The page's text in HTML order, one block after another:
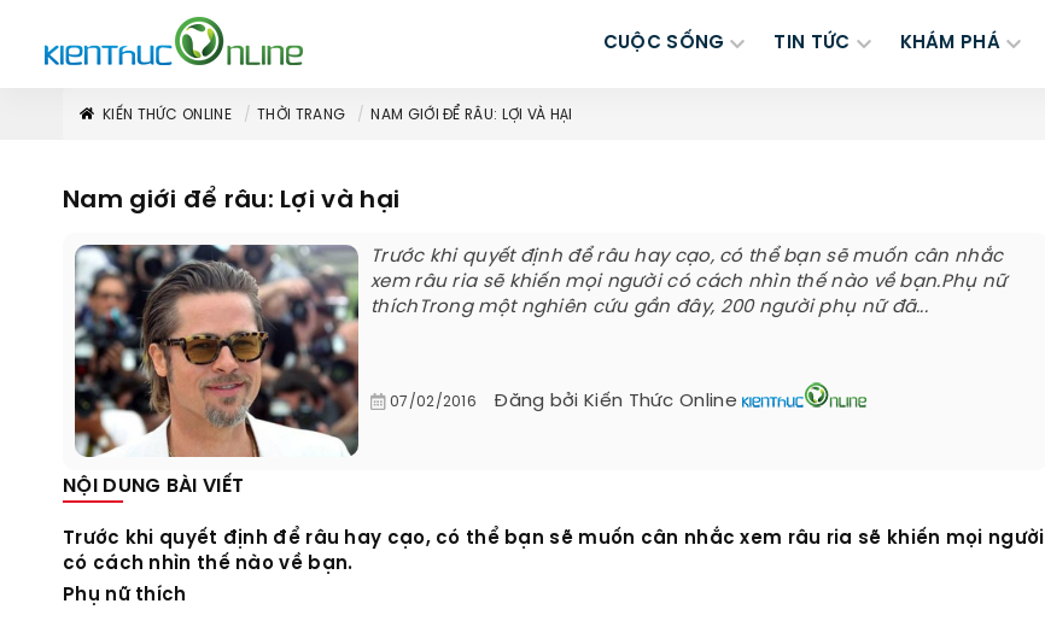
CUỘC SỐNG TIN TỨC KHÁM PHÁ
KIẾN THỨC ONLINE THỜI TRANG NAM GIỚI ĐỂ RÂU: LỢI VÀ HẠI
Nam giới để râu: Lợi và hại
Trước khi quyết định để râu hay cạo, có thể bạn sẽ muốn cân nhắc
xem râu ria sẽ khiến mọi người có cách nhìn thế nào về bạn.Phụ nữ
thíchTrong một nghiên cứu gần đây, 200 người phụ nữ đã...
07/02/2016 Đăng bởi Kiến Thức Online
NỘI DUNG BÀI VIẾT
Trước khi quyết định để râu hay cạo, có thể bạn sẽ muốn cân nhắc xem râu ria sẽ khiến mọi người
có cách nhìn thế nào về bạn.
Phụ nữ thích